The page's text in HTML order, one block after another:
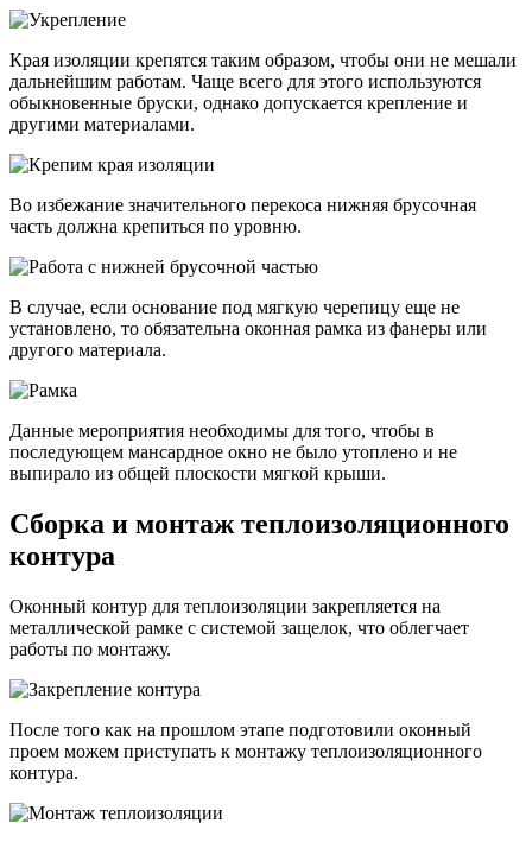
Края изоляции крепятся таким образом, чтобы они не мешали
дальнейшим работам. Чаще всего для этого используются
обыкновенные бруски, однако допускается крепление и
другими материалами.
Во избежание значительного перекоса нижняя брусочная
часть должна крепиться по уровню.
В случае, если основание под мягкую черепицу еще не
установлено, то обязательна оконная рамка из фанеры или
другого материала.
Данные мероприятия необходимы для того, чтобы в
последующем мансардное окно не было утоплено и не
выпирало из общей плоскости мягкой крыши.
Сборка и монтаж теплоизоляционного
контура
Оконный контур для теплоизоляции закрепляется на
металлической рамке с системой защелок, что облегчает
работы по монтажу.
После того как на прошлом этапе подготовили оконный
проем можем приступать к монтажу теплоизоляционного
контура.